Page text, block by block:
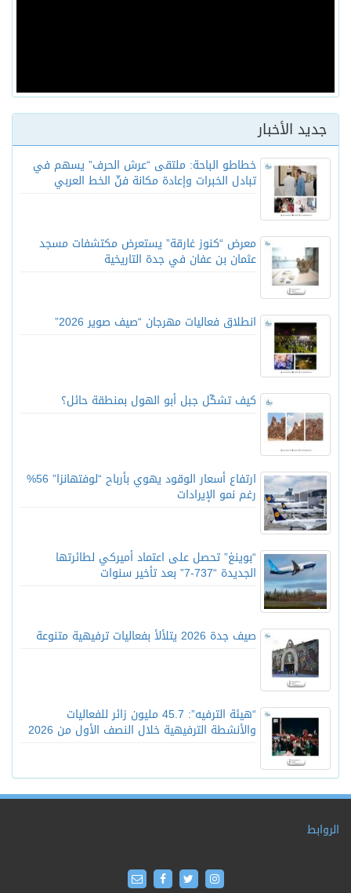
جديد الأخبار
خطاطو الباحة: ملتقى “عرش الحرف” يسهم في
تبادل الخبرات وإعادة مكانة فنّ الخط العربي
معرض “كنوز غارقة” يستعرض مكتشفات مسجد
عثمان بن عفان في جدة التاريخية
انطلاق فعاليات مهرجان “صيف صوير 2026”
كيف تشكّل جبل أبو الهول بمنطقة حائل؟
ارتفاع أسعار الوقود يهوي بأرباح “لوفتهانزا” 56%
رغم نمو الإيرادات
“بوينغ” تحصل على اعتماد أميركي لطائرتها
الجديدة “737-7” بعد تأخير سنوات
صيف جدة 2026 يتلألأ بفعاليات ترفيهية متنوعة
“هيئة الترفيه”: 45.7 مليون زائر للفعاليات
والأنشطة الترفيهية خلال النصف الأول من 2026
الروابط